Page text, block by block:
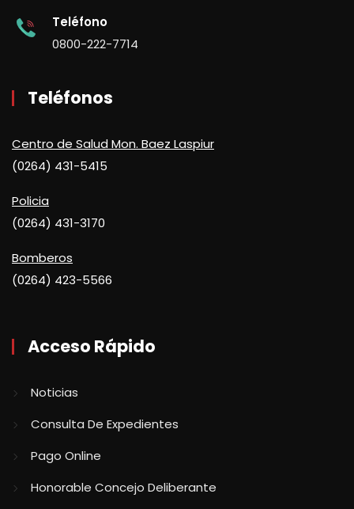
Teléfono
0800-222-7714
Teléfonos
Centro de Salud Mon. Baez Laspiur
(0264) 431-5415
Policia
(0264) 431-3170
Bomberos
(0264) 423-5566
Acceso Rápido
Noticias
Consulta De Expedientes
Pago Online
Honorable Concejo Deliberante